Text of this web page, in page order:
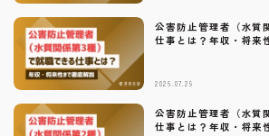
宇宙情報サイト SPACE
宇宙転職を目指したい方へ
公害防止管理者（水質
仕事とは？年収・将来
2026.07.29
公害防止管理者（水質
仕事とは？年収・将来